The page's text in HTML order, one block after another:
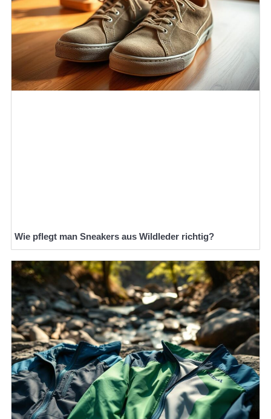
Wie pflegt man Sneakers aus Wildleder richtig?